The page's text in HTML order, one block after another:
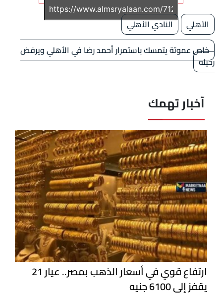
الأهلي
النادي الأهلي
خاص عموتة يتمسك باستمرار أحمد رضا في الأهلي ويرفض
رحيله
آخبار تهمك
ارتفاع قوي في أسعار الذهب بمصر.. عيار 21
يقفز إلى 6100 جنيه